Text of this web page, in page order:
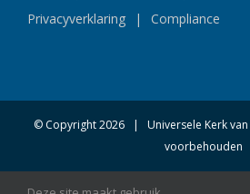
Privacyverklaring
Compliance
© Copyright2026 | Universele Kerk van
voorbehouden